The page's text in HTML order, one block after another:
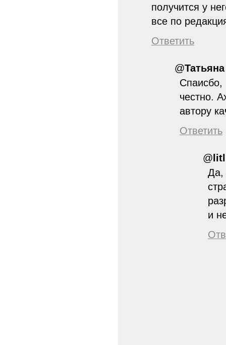
получится у
все по
Ответить
@Татьяна
Спаисбо,
честно.
автору
Ответить
@
Да,
и